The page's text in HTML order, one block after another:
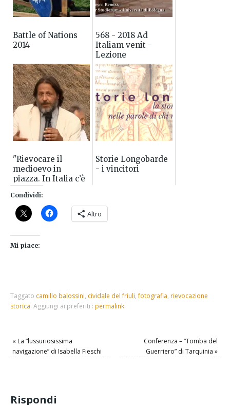
Battle of Nations
2014
568 - 2018 Ad
Italiam venit -
Lezione
introduttiva alla
lettura dell'Historia
Langobardorum
"Rievocare il
medioevo in
piazza. In Italia c’è
molto da imparare"
un articolo di
Marco Valenti per
...
Storie Longobarde
- i vincitori
Condividi:
Altro
Mi piace:
Taggato camillo balossini, cividale del friuli,fotografia, rievocazione
storica. Aggiungi ai preferiti : permalink.
« La “lussuriosissima
navigazione” di Isabella Fieschi
Conferenza – “Tomba del
Guerriero” di Tarquinia »
Rispondi